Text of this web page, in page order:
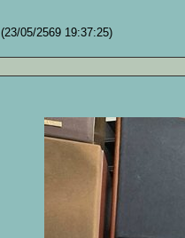
(23/05/2569 19:37:25)